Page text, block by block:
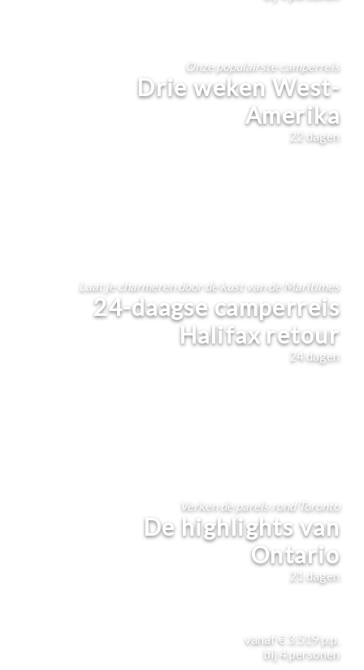
Onze populairste camperreis
Drie weken West-
Amerika
22 dagen
Laat je charmeren door de kust van de Maritimes
24-daagse camperreis
Halifax retour
24dagen
Verken de parels rond Toronto
De highlights van
Ontario
21 dagen
vanaf € 3.519p.p.
bij4personen